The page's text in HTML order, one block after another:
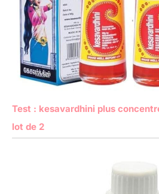
Test : kesavardhini plus
lot de 2